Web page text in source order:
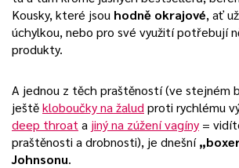
Kousky, které jsou hodně okrajové, ať
úchylkou, nebo pro své využití potřebují
produkty.
A jednou z těch praštěností (ve stejném
ještěkloboučky na žalud proti rychlému
deep throat a jiný na zúžení vagíny =
praštěnosti a drobnosti), je dnešní
Johnsonu.